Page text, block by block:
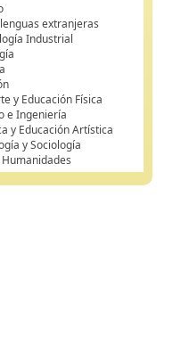
extranjeras
Industrial
y Educación Física
e Ingeniería
y Educación Artística
y Sociología